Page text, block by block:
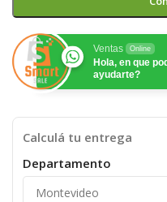
Ventas Online
Hola, en que
ayudarte?
Calculá tu entrega
Departamento